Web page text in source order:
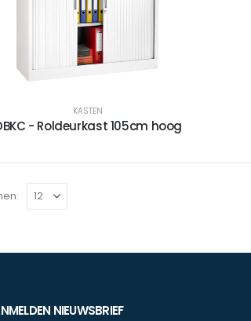
KASTEN
- Roldeurkast 105cm hoog
NIEUWSBRIEF